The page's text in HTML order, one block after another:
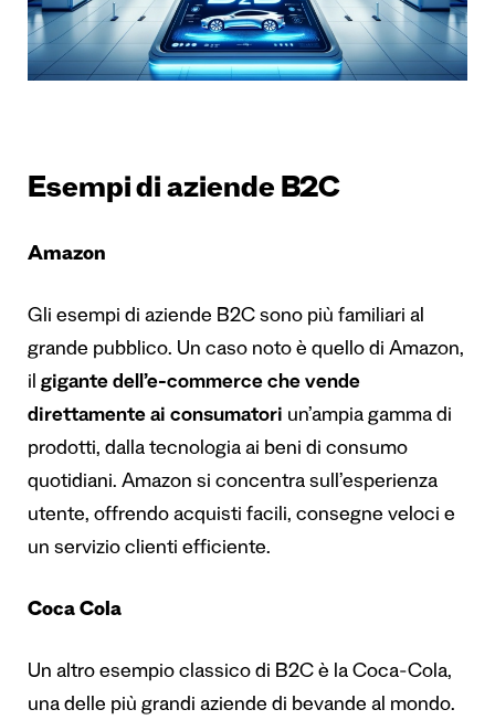
Esempi di aziende B2C
Amazon
Gli esempi di aziende B2C sono più familiari al
grande pubblico. Un caso noto è quello di Amazon,
il gigante dell’e-commerce che vende
direttamente ai consumatori un’ampia gamma di
prodotti, dalla tecnologia ai beni di consumo
quotidiani. Amazon si concentra sull’esperienza
utente, offrendo acquisti facili, consegne veloci e
un servizio clienti efficiente.
Coca Cola
Un altro esempio classico di B2C è la Coca-Cola,
una delle più grandi aziende di bevande al mondo.